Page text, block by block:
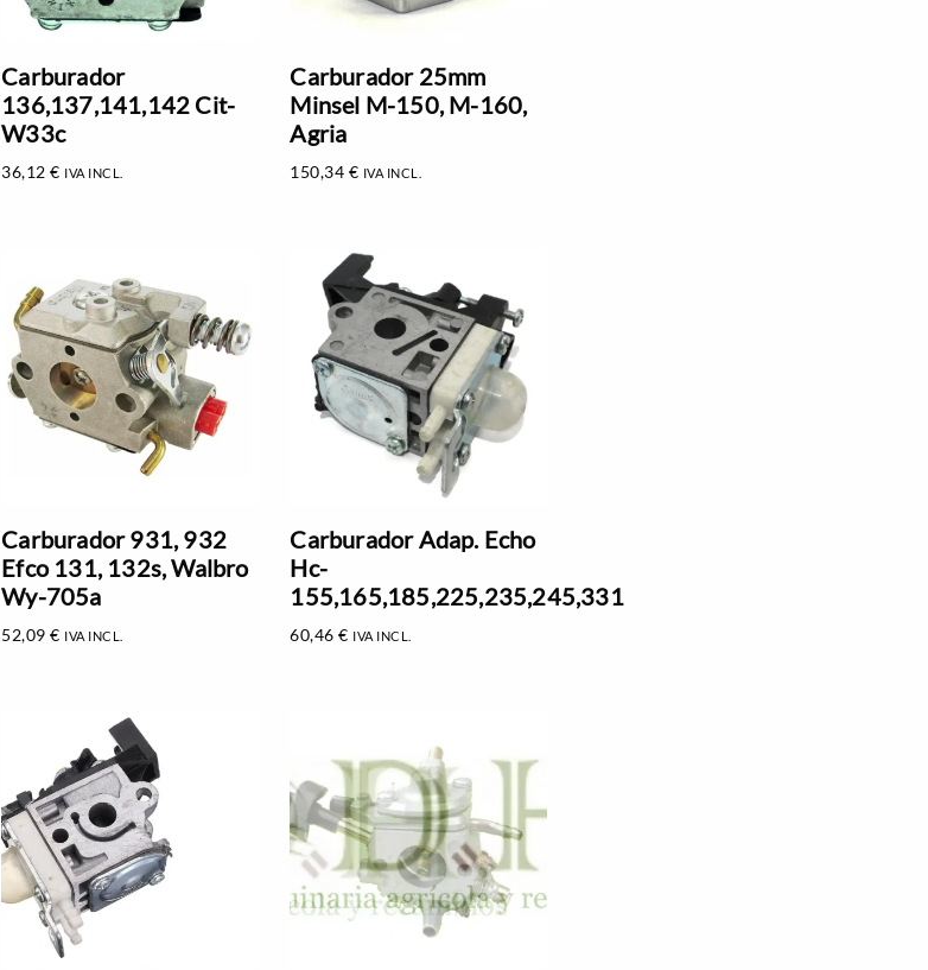
Carburador
136,137,141,142 Cit-
W33c
36,12€ IVA INCL.
Carburador 25mm
Minsel M-150, M-160,
Agria
150,34 € IVA INCL.
Carburador 931, 932
Efco 131, 132s, Walbro
Wy-705a
52,09€ IVA INCL.
Carburador Adap. Echo
Hc-
155,165,185,225,235,245,331
60,46€ IVA INCL.